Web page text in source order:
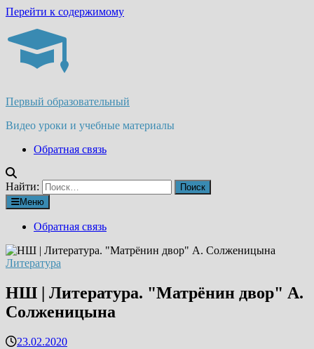
Перейти к содержимому
Первый образовательный
Видео уроки и учебные материалы
Обратная связь
Найти:
Меню
Обратная связь
Литература
НШ | Литература. "Матрёнин двор" А.
Солженицына
23.02.2020